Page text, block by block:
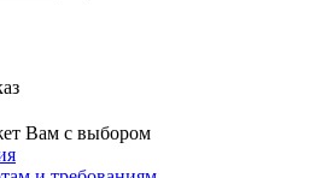
Вам с выбором